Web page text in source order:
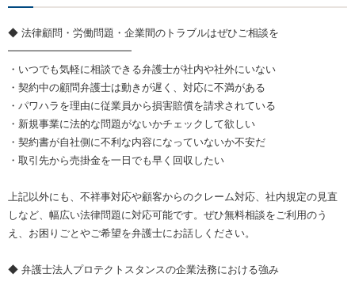
◆ 法律顧問・労働問題・企業間のトラブルはぜひご相談を
━━━━━━━━━━━━
・いつでも気軽に相談できる弁護士が社内や社外にいない
・契約中の顧問弁護士は動きが遅く、対応に不満がある
・パワハラを理由に従業員から損害賠償を請求されている
・新規事業に法的な問題がないかチェックして欲しい
・契約書が自社側に不利な内容になっていないか不安だ
・取引先から売掛金を一日でも早く回収したい
上記以外にも、不祥事対応や顧客からのクレーム対応、社内規定の見直
しなど、幅広い法律問題に対応可能です。ぜひ無料相談をご利用のう
え、お困りごとやご希望を弁護士にお話しください。
◆ 弁護士法人プロテクトスタンスの企業法務における強み